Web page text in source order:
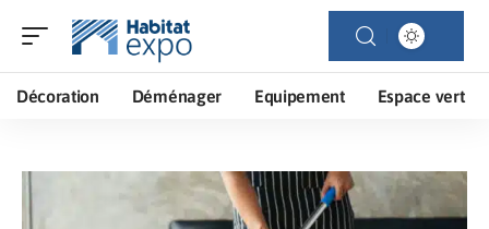
Décoration Déménager Equipement Espace vert